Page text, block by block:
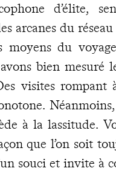
d’élite,
arcanes du
moyens du
bien mesuré
visites
Néanmoins,
à la lassitude.
que l’on soit
souci et invite à